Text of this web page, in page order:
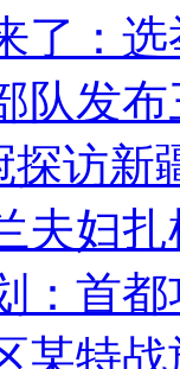
了：
队发
探访新
夫妇
：首
某特